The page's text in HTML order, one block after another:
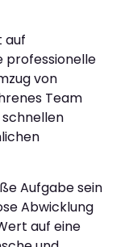
auf
professionelle
von
Team
Aufgabe sein
Abwicklung
auf eine